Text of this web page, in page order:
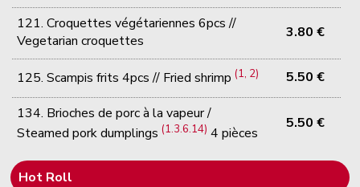
121. Croquettes végétariennes 6pcs //
Vegetarian croquettes
3.80 €
125. Scampis frits 4pcs // Fried shrimp(1, 2) 5.50 €
134. Brioches de porc à la vapeur /
Steamed pork dumplings(1.3.6.14) 4 pièces
5.50 €
Hot Roll